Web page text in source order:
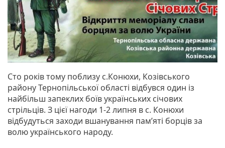
Сто років тому поблизу с.Конюхи, Козівського
району Тернопільської області відбувся один із
найбільш запеклих боїв українських січових
стрільців. З цієї нагоди 1-2 липня в с. Конюхи
відбудуться заходи вшанування пам’яті борців за
волю українського народу.